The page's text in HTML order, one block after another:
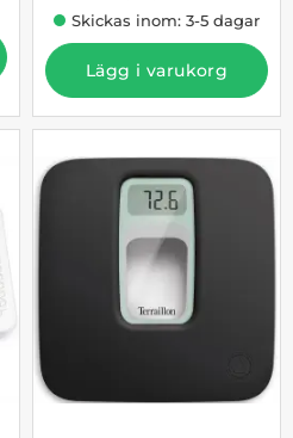
Skickas inom: 3-5 dagar
Lägg i varukorg
-23%